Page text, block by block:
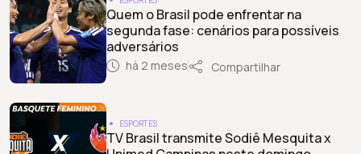
Quem o Brasil pode enfrentar na
segunda fase: cenários para possíveis
adversários
há 2 meses Compartilhar
ESPORTES
TV Brasil transmite Sodiê Mesquita x